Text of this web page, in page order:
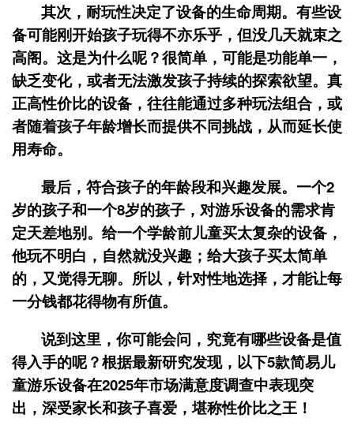
其次，耐玩性决定了设备的生命周期。有些设
备可能刚开始孩子玩得不亦乐乎，但没几天就束之
高阁。这是为什么呢？很简单，可能是功能单一，
缺乏变化，或者无法激发孩子持续的探索欲望。真
正高性价比的设备，往往能通过多种玩法组合，或
者随着孩子年龄增长而提供不同挑战，从而延长使
用寿命。
最后，符合孩子的年龄段和兴趣发展。一个2
岁的孩子和一个8岁的孩子，对游乐设备的需求肯
定天差地别。给一个学龄前儿童买太复杂的设备，
他玩不明白，自然就没兴趣；给大孩子买太简单
的，又觉得无聊。所以，针对性地选择，才能让每
一分钱都花得物有所值。
说到这里，你可能会问，究竟有哪些设备是值
得入手的呢？根据最新研究发现，以下5款简易儿
童游乐设备在2025年市场满意度调查中表现突
出，深受家长和孩子喜爱，堪称性价比之王！